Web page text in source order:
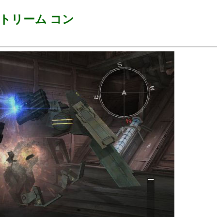
リーム コン